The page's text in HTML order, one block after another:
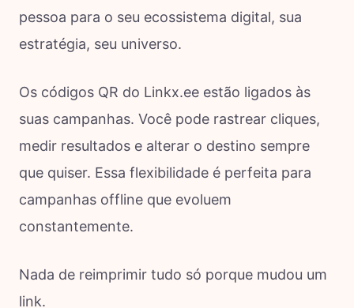
pessoa para o seu ecossistema digital, sua
estratégia, seu universo.
Os códigos QR do Linkx.ee estão ligados às
suas campanhas. Você pode rastrear cliques,
medir resultados e alterar o destino sempre
que quiser. Essa flexibilidade é perfeita para
campanhas offline que evoluem
constantemente.
Nada de reimprimir tudo só porque mudou um
link.